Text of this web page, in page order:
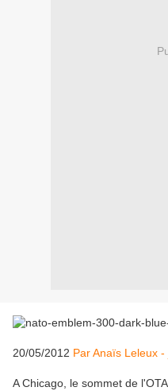
20/05/2012 Par Anaïs Leleux
A Chicago, le sommet de